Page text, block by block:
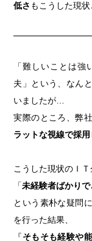
低さ もこうした現
「難しいことは
夫」という、なん
いましたが…
実際のところ、弊
ラットな視線で採用
こうした現状のＩ
「未経験者ばかり
という素朴な疑問
を行った結果、
『そもそも経験や